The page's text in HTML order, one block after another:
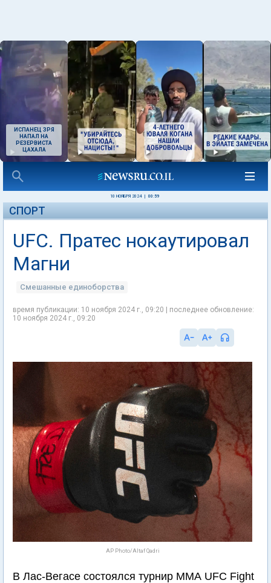
ИСПАНЕЦ ЗРЯ
НАПАЛ НА
РЕЗЕРВИСТА
ЦАХАЛА
10 НОЯБРЯ 2024 00:59
СПОРТ
UFC. Пратес нокаутировал
Магни
Смешанные единоборства
время публикации: 10 ноября 2024 г., 09:20 | последнее обновление:
10 ноября 2024 г., 09:20
AP Photo/Altaf Qadri
В Лас-Вегасе состоялся турнир ММА UFC Fight